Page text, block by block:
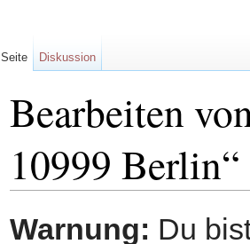
Bearbeiten
10999 Berlin“
Warnung: Du
Seite Diskussion